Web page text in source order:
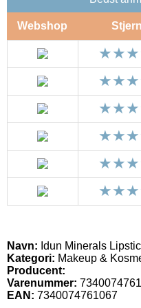
Webshop
Navn: Idun Minerals
Kategori: Makeup &
Producent:
Varenummer:
EAN: 7340074761067